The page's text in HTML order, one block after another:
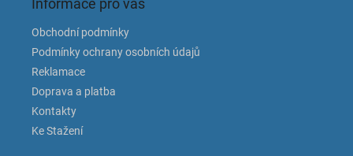
Informace pro vás
Obchodní podmínky
Podmínky ochrany osobních údajů
Reklamace
Doprava a platba
Kontakty
Ke Stažení